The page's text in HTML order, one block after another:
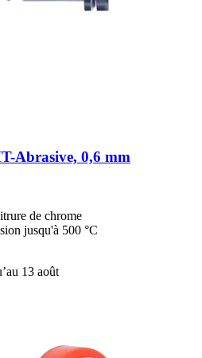
​Abrasive, 0,6 mm
de chrome
jusqu'à 500 °C
13 août